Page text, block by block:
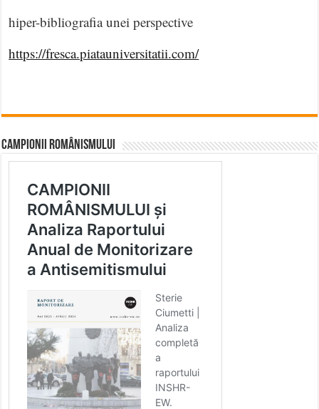
hiper-bibliografia unei perspective
https://fresca.piatauniversitatii.com/
CAMPIONII ROMÂNISMULUI